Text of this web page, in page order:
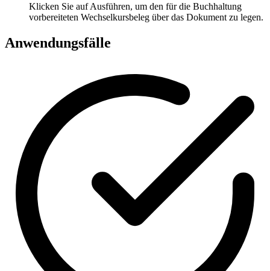
Klicken Sie auf Ausführen, um den für die Buchhaltung
vorbereiteten Wechselkursbeleg über das Dokument zu legen.
Anwendungsfälle